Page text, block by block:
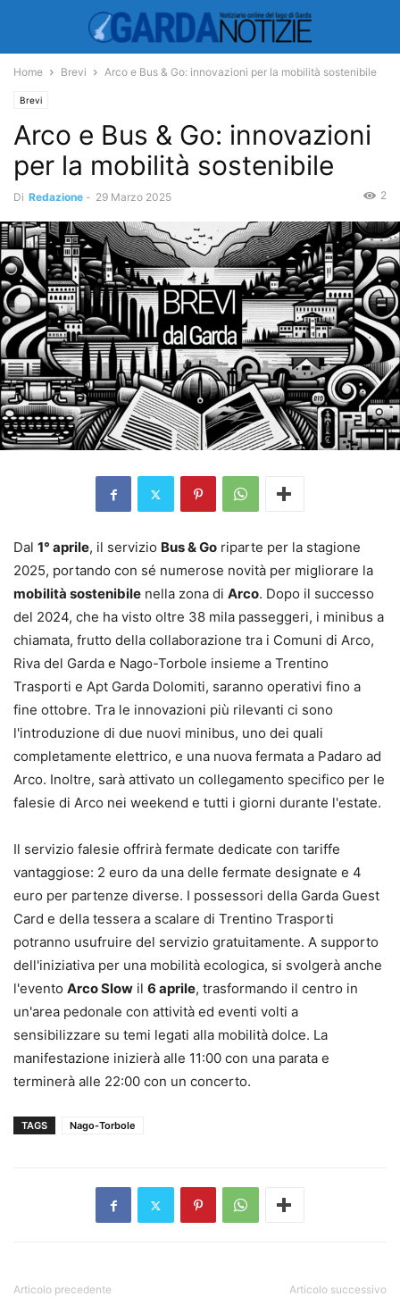
Home Brevi Arco e Bus & Go: innovazioni per la mobilità sostenibile
Brevi
Arco e Bus & Go: innovazioni
per la mobilità sostenibile
Di Redazione - 29 Marzo 2025 2
Dal 1° aprile, il servizio Bus & Go riparte per la stagione
2025, portando con sé numerose novità per migliorare la
mobilità sostenibile nella zona di Arco. Dopo il successo
del 2024, che ha visto oltre 38 mila passeggeri, i minibus a
chiamata, frutto della collaborazione tra i Comuni di Arco,
Riva del Garda e Nago-Torbole insieme a Trentino
Trasporti e Apt Garda Dolomiti, saranno operativi fino a
fine ottobre. Tra le innovazioni più rilevanti ci sono
l'introduzione di due nuovi minibus, uno dei quali
completamente elettrico, e una nuova fermata a Padaro ad
Arco. Inoltre, sarà attivato un collegamento specifico per le
falesie di Arco nei weekend e tutti i giorni durante l'estate.
Il servizio falesie offrirà fermate dedicate con tariffe
vantaggiose: 2 euro da una delle fermate designate e 4
euro per partenze diverse. I possessori della Garda Guest
Card e della tessera a scalare di Trentino Trasporti
potranno usufruire del servizio gratuitamente. A supporto
dell'iniziativa per una mobilità ecologica, si svolgerà anche
l'evento Arco Slow il 6 aprile, trasformando il centro in
un'area pedonale con attività ed eventi volti a
sensibilizzare su temi legati alla mobilità dolce. La
manifestazione inizierà alle 11:00 con una parata e
terminerà alle 22:00 con un concerto.
TAGS Nago-Torbole
Articolo precedente Articolo successivo